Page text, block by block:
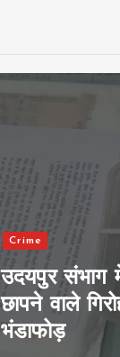
Crime
उदयपुर संभाग
छापने वाले
भंडाफोड़